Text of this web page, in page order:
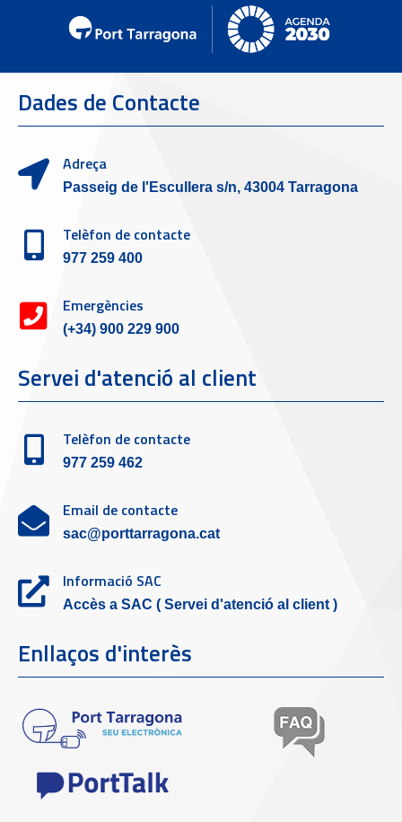
Dades de Contacte
Adreça
Passeig de l'Escullera s/n, 43004 Tarragona
Telèfon de contacte
977 259 400
Emergències
(+34) 900 229 900
Servei d'atenció al client
Telèfon de contacte
977 259 462
Email de contacte
sac@porttarragona.cat
Informació SAC
Accès a SAC ( Servei d'atenció al client )
Enllaços d'interès